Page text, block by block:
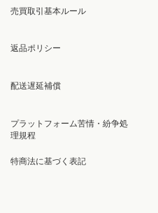
売買取引基本ルール
返品ポリシー
配送遅延補償
プラットフォーム苦情・紛争処
理規程
特商法に基づく表記